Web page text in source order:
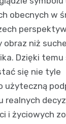
obecnych w
obraz niż
Dzięki temu
się nie tyle
użyteczną
realnych
i życiowych